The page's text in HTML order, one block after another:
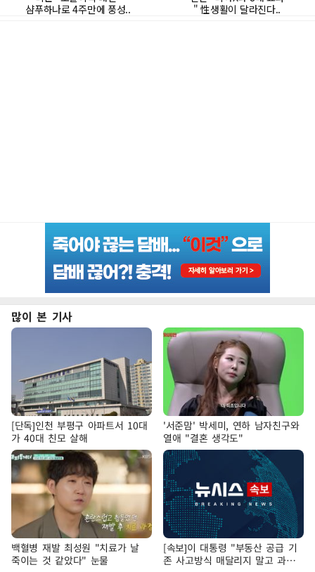
많이 본 기사
[단독]인천 부평구 아파트서 10대
가 40대 친모 살해
'서준맘' 박세미, 연하 남자친구와
열애 "결혼 생각도"
백혈병 재발 최성원 "치료가 날
죽이는 것 같았다" 눈물
[속보]이 대통령 "부동산 공급 기
존 사고방식 매달리지 말고 과감